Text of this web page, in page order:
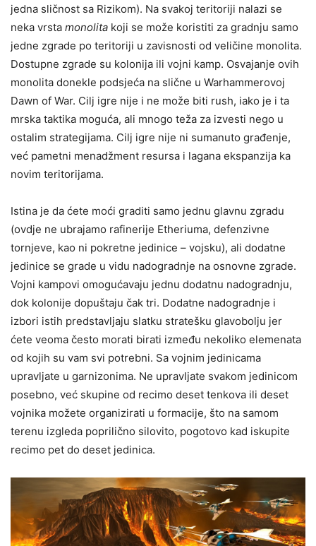
jedna sličnost sa Rizikom). Na svakoj teritoriji nalazi se
neka vrsta monolita koji se može koristiti za gradnju samo
jedne zgrade po teritoriji u zavisnosti od veličine monolita.
Dostupne zgrade su kolonija ili vojni kamp. Osvajanje ovih
monolita donekle podsjeća na slične u Warhammerovoj
Dawn of War. Cilj igre nije i ne može biti rush, iako je i ta
mrska taktika moguća, ali mnogo teža za izvesti nego u
ostalim strategijama. Cilj igre nije ni sumanuto građenje,
već pametni menadžment resursa i lagana ekspanzija ka
novim teritorijama.
Istina je da ćete moći graditi samo jednu glavnu zgradu
(ovdje ne ubrajamo rafinerije Etheriuma, defenzivne
tornjeve, kao ni pokretne jedinice – vojsku), ali dodatne
jedinice se grade u vidu nadogradnje na osnovne zgrade.
Vojni kampovi omogućavaju jednu dodatnu nadogradnju,
dok kolonije dopuštaju čak tri. Dodatne nadogradnje i
izbori istih predstavljaju slatku stratešku glavobolju jer
ćete veoma često morati birati između nekoliko elemenata
od kojih su vam svi potrebni. Sa vojnim jedinicama
upravljate u garnizonima. Ne upravljate svakom jedinicom
posebno, već skupine od recimo deset tenkova ili deset
vojnika možete organizirati u formacije, što na samom
terenu izgleda poprilično silovito, pogotovo kad iskupite
recimo pet do deset jedinica.